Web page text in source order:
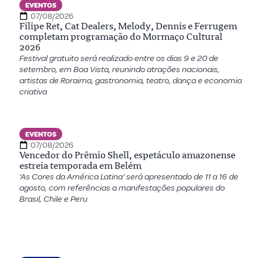
EVENTOS
07/08/2026
Filipe Ret, Cat Dealers, Melody, Dennis e Ferrugem
completam programação do Mormaço Cultural
2026
Festival gratuito será realizado entre os dias 9 e 20 de
setembro, em Boa Vista, reunindo atrações nacionais,
artistas de Roraima, gastronomia, teatro, dança e economia
criativa
EVENTOS
07/08/2026
Vencedor do Prêmio Shell, espetáculo amazonense
estreia temporada em Belém
‘As Cores da América Latina’ será apresentado de 11 a 16 de
agosto, com referências a manifestações populares do
Brasil, Chile e Peru